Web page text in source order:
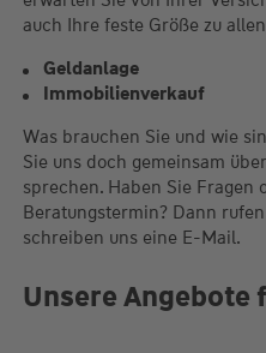
auch Ihre feste Größe zu
Geldanlage
Immobilienverkauf
Was brauchen Sie und wie
Sie uns doch gemeinsam
sprechen. Haben Sie Fragen
Beratungstermin? Dann
schreiben uns eine E-Mail.
Unsere Angebote